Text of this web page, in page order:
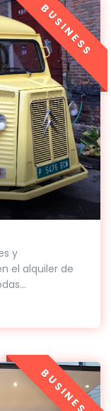
y
el alquiler de
BUSINESS
BUSINESS